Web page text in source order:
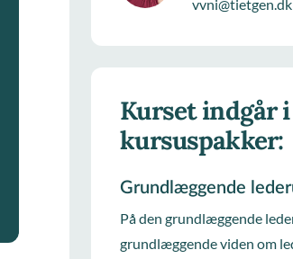
vvni@tietgen.dk
Kurset indgår
kursuspakker:
Grundlæggende
På den grundlæggende
grundlæggende viden om